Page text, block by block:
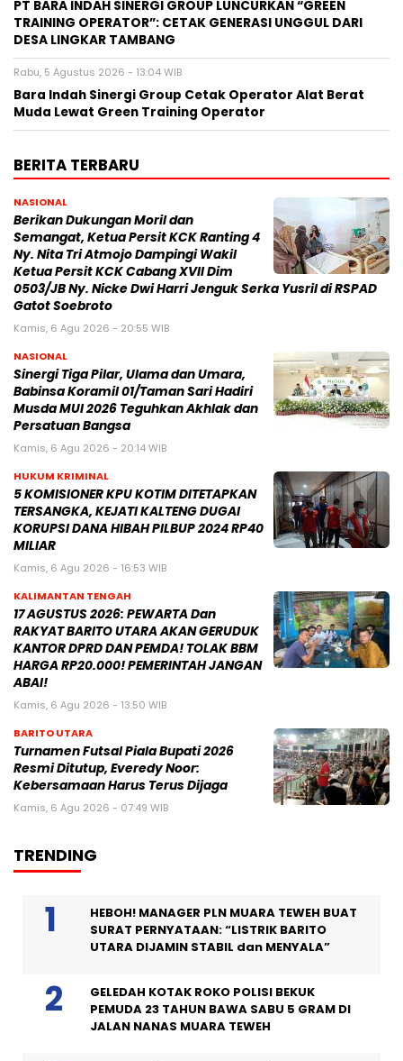
PT BARA INDAH SINERGI GROUP LUNCURKAN “GREEN
TRAINING OPERATOR”: CETAK GENERASI UNGGUL DARI
DESA LINGKAR TAMBANG
Rabu, 5 Agustus 2026 - 13:04 WIB
Bara Indah Sinergi Group Cetak Operator Alat Berat
Muda Lewat Green Training Operator
BERITA TERBARU
NASIONAL
Berikan Dukungan Moril dan
Semangat, Ketua Persit KCK Ranting 4
Ny. Nita Tri Atmojo Dampingi Wakil
Ketua Persit KCK Cabang XVII Dim
0503/JB Ny. Nicke Dwi Harri Jenguk Serka Yusril di RSPAD
Gatot Soebroto
Kamis, 6 Agu 2026 - 20:55 WIB
NASIONAL
Sinergi Tiga Pilar, Ulama dan Umara,
Babinsa Koramil 01/Taman Sari Hadiri
Musda MUI 2026 Teguhkan Akhlak dan
Persatuan Bangsa
Kamis, 6 Agu 2026 - 20:14 WIB
HUKUM KRIMINAL
5 KOMISIONER KPU KOTIM DITETAPKAN
TERSANGKA, KEJATI KALTENG DUGAI
KORUPSI DANA HIBAH PILBUP 2024 RP40
MILIAR
Kamis, 6 Agu 2026 - 16:53 WIB
KALIMANTAN TENGAH
17 AGUSTUS 2026: PEWARTA Dan
RAKYAT BARITO UTARA AKAN GERUDUK
KANTOR DPRD DAN PEMDA! TOLAK BBM
HARGA RP20.000! PEMERINTAH JANGAN
ABAI!
Kamis, 6 Agu 2026 - 13:50 WIB
BARITO UTARA
Turnamen Futsal Piala Bupati 2026
Resmi Ditutup, Everedy Noor:
Kebersamaan Harus Terus Dijaga
Kamis, 6 Agu 2026 - 07:49 WIB
TRENDING
HEBOH! MANAGER PLN MUARA TEWEH BUAT
SURAT PERNYATAAN: “LISTRIK BARITO
UTARA DIJAMIN STABIL dan MENYALA”
GELEDAH KOTAK ROKO POLISI BEKUK
PEMUDA 23 TAHUN BAWA SABU 5 GRAM DI
JALAN NANAS MUARA TEWEH